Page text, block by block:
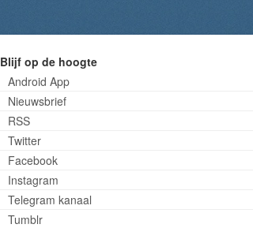
Blijf op de hoogte
Android App
Nieuwsbrief
RSS
Twitter
Facebook
Instagram
Telegram kanaal
Tumblr